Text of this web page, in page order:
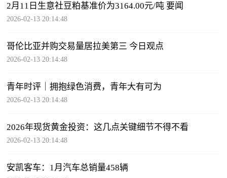
2月11日生意社豆粕基准价为3164.00元/吨 要闻
2026-02-13 20:14:48
哥伦比亚并购交易量居拉美第三 今日观点
2026-02-13 20:14:48
青年时评｜拥抱绿色消费，青年大有可为
2026-02-13 20:14:48
2026年现货黄金投资：这几点关键细节不得不看
2026-02-13 20:14:48
安凯客车：1月汽车总销量458辆